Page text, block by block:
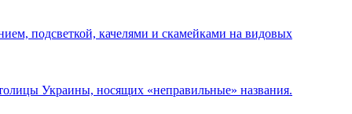
подсветкой, качелями и скамейками на видовых
Украины, носящих «неправильные» названия.